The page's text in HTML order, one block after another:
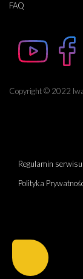
FAQ
Copyright © 2022
Regulamin
Polityka